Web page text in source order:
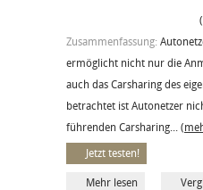
Zusammenfassung:
ermöglicht nicht nur die
auch das Carsharing des
betrachtet ist Autonetzer
führenden Carsharing...
Jetzt testen!
Mehr lesen